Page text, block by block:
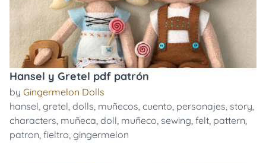
Hansel y Gretel pdf patrón
by Gingermelon Dolls
hansel, gretel, dolls, muñecos, cuento, personajes, story,
characters, muñeca, doll, muñeco, sewing, felt, pattern,
patron, fieltro, gingermelon